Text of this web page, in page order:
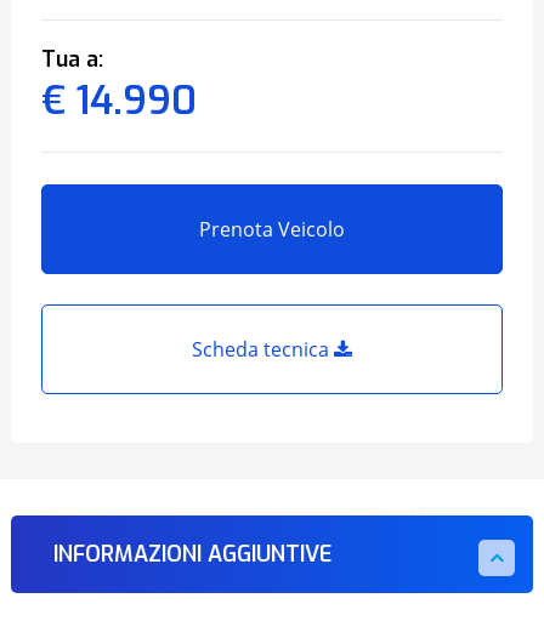
Tua a:
€ 14.990
Prenota Veicolo
Scheda tecnica
INFORMAZIONI AGGIUNTIVE